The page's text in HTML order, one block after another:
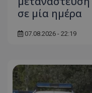
σε μία ημέρα
07.08.2026 - 22:19